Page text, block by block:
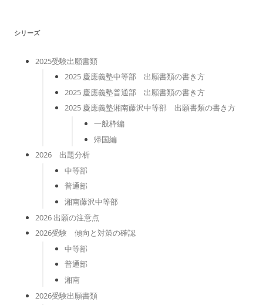
シリーズ
2025受験出願書類
2025 慶應義塾中等部 出願書類の書き方
2025 慶應義塾普通部 出願書類の書き方
2025 慶應義塾湘南藤沢中等部 出願書類の書き方
一般枠編
帰国編
2026 出題分析
中等部
普通部
湘南藤沢中等部
2026 出願の注意点
2026受験 傾向と対策の確認
中等部
普通部
湘南
2026受験出願書類